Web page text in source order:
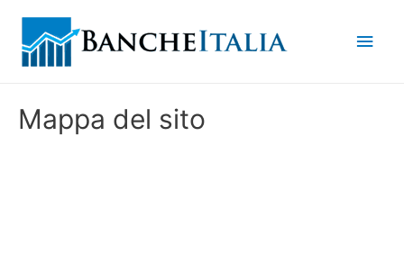
Mappa del sito